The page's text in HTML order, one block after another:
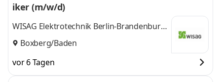
iker (m/w/d)
WISAG Elektrotechnik Berlin-Brandenburg
GmbH & Co. KG
Boxberg/Baden
vor 6 Tagen